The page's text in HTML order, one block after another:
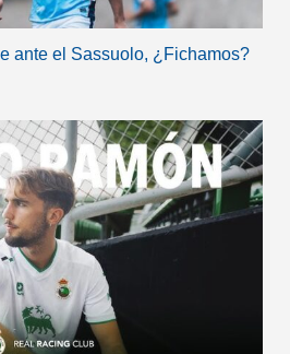
ante el Sassuolo, ¿Fichamos?